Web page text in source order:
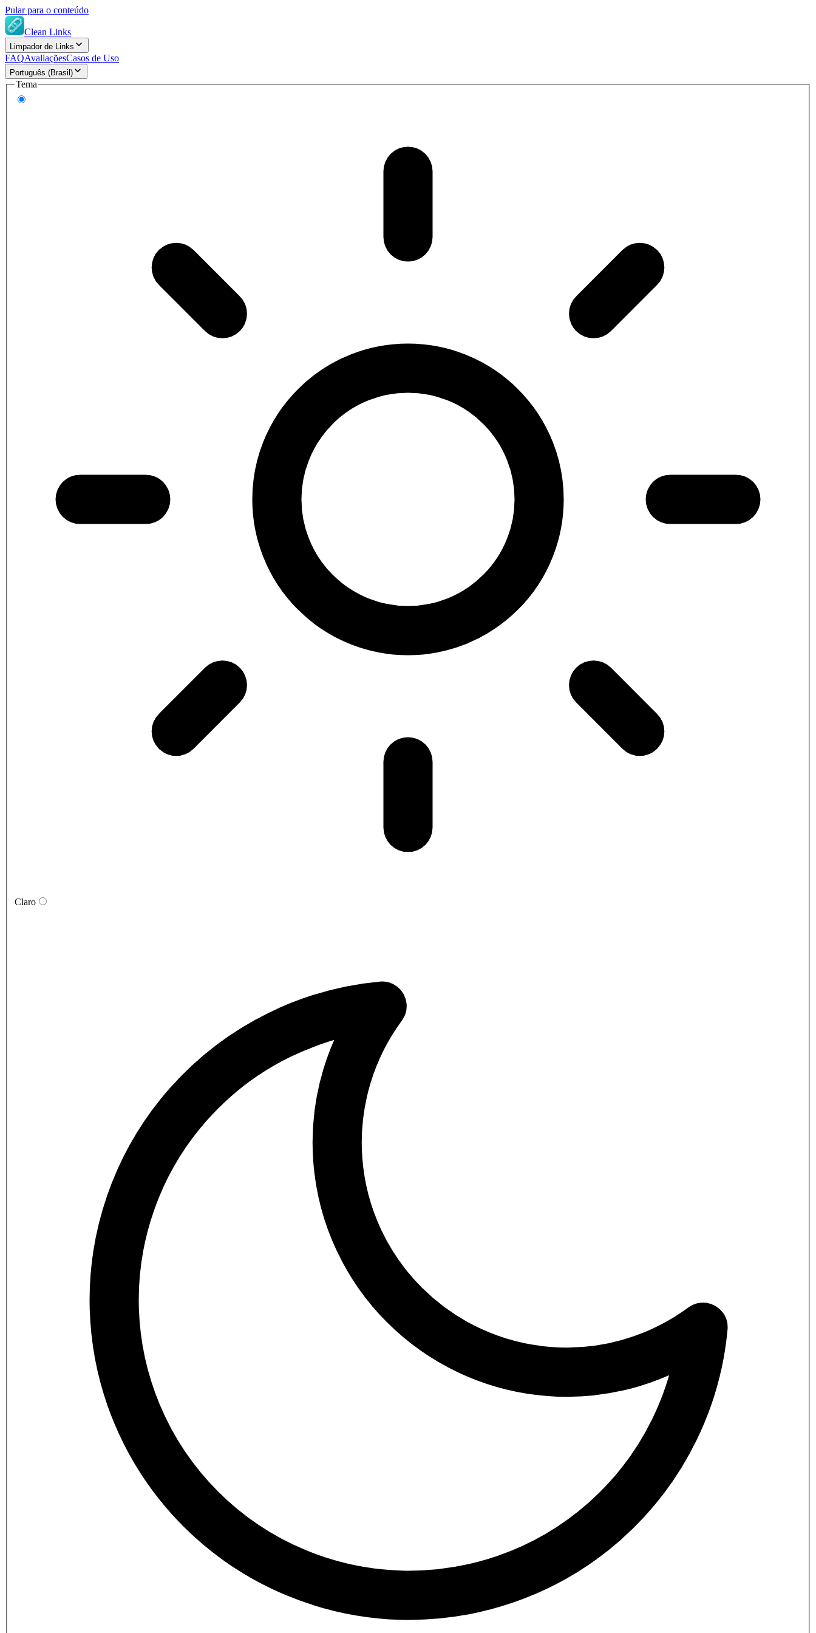
Pular para o conteúdo
Clean Links
Limpador de Links
FAQAvaliaçõesCasos de Uso
Português (Brasil)
Tema
Claro